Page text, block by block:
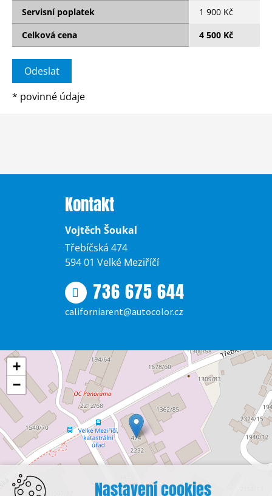
Servisní poplatek
1 900 Kč
Celková cena
4 500 Kč
* povinné údaje
Kontakt
Vojtěch Šoukal
Třebíčská 474
594 01 Velké Meziříčí
736 675 644
californiarent@autocolor.cz
+
−
Nastavení cookies